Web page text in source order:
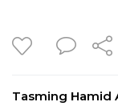
Tasming Hamid